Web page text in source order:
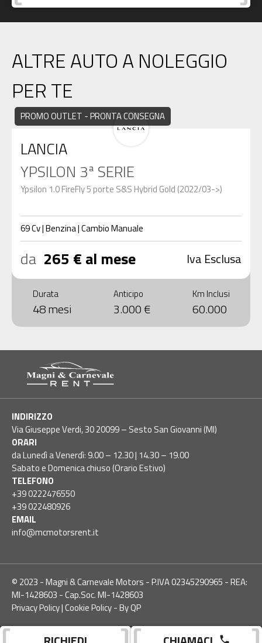
ALTRE AUTO A NOLEGGIO
PER TE
PROMO OUTLET - PRONTA CONSEGNA
LANCIA
YPSILON 3ª SERIE
Ypsilon 1.0 FireFly 5 porte S&S Hybrid Gold (2022/03->)
69Cv|Benzina|CambioManuale
da 265 € al mese Iva Esclusa
Durata
48 mesi
Anticipo
3.000 €
Km Inclusi
60.000
phone
INDIRIZZO
Via Giuseppe Verdi, 30 20099 – Sesto San Giovanni (MI)
ORARI
da Lunedì a Venerdì: 9.00 – 12.30 | 14.30 – 19.00
Sabato e Domenica chiuso (Orario Estivo)
TELEFONO
+39 0222476550
+39 022480926
EMAIL
info@mcmotorsrent.it
© 2023 - Magni & Carnevale Motors - P.IVA 02345290965 - REA:
MI-1428603 - Cap.Soc. MI-1428603
Privacy Policy|Cookie Policy-By QP